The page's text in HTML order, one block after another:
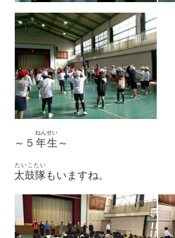
～５ 年生
ねんせい
～
太鼓隊
たいこたい
もいますね。